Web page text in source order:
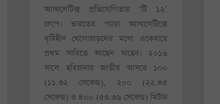
অ্যাথলেটিক্স প্রতিযোগিতায় ‘‌টি ১২’‌
গ্রুপে। ভারতের প্যারা অ্যাথলেটিক্সে
দৃষ্টিহীন খেলোয়াড়দের মধ্যে একেবারে
প্রথম সারিতে আছেন সাহেব। ২০১৬
সালে হরিয়ানায় জাতীয় আসরে ১০০
(‌১১.‌৩২ সেকেন্ড)‌, ২০০ (‌২২.‌৪৫
সেকেন্ড)‌ ও ৪০০ (‌৫৩.‌৩৬ সেকেন্ড)‌ মিটার